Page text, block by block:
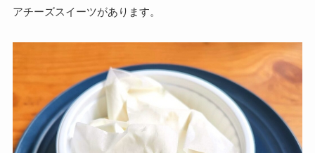
アチーズスイーツがあります。